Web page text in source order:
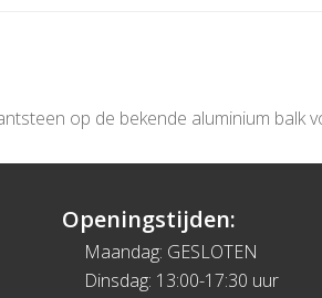
op de bekende aluminium balk
Openingstijden:
Maandag: GESLOTEN
Dinsdag: 13:00-17:30 uur